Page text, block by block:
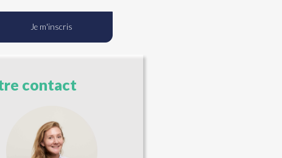
Je m'inscris
contact